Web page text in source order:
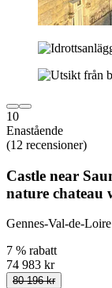
10
Enastående
(12 recensioner)
Castle near
nature chateau
Gennes-Val-de-Loire
7 % rabatt
74 983 kr
80 196 kr